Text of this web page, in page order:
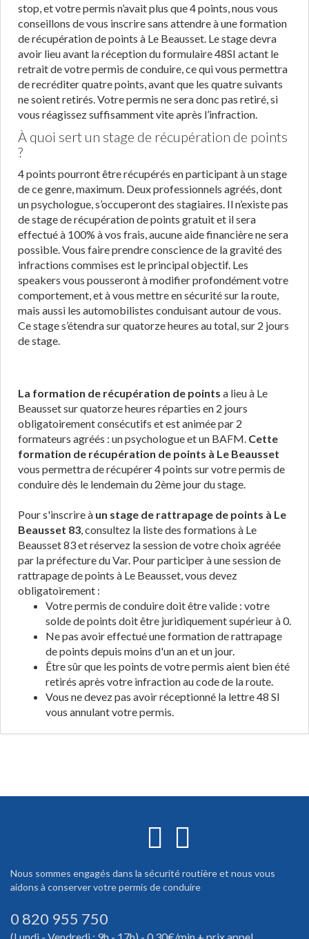
stop, et votre permis n’avait plus que 4 points, nous vous
conseillons de vous inscrire sans attendre à une formation
de récupération de points à Le Beausset. Le stage devra
avoir lieu avant la réception du formulaire 48SI actant le
retrait de votre permis de conduire, ce qui vous permettra
de recréditer quatre points, avant que les quatre suivants
ne soient retirés. Votre permis ne sera donc pas retiré, si
vous réagissez suffisamment vite après l’infraction.
À quoi sert un stage de récupération de points
?
4 points pourront être récupérés en participant à un stage
de ce genre, maximum. Deux professionnels agréés, dont
un psychologue, s’occuperont des stagiaires. Il n’existe pas
de stage de récupération de points gratuit et il sera
effectué à 100% à vos frais, aucune aide financière ne sera
possible. Vous faire prendre conscience de la gravité des
infractions commises est le principal objectif. Les
speakers vous pousseront à modifier profondément votre
comportement, et à vous mettre en sécurité sur la route,
mais aussi les automobilistes conduisant autour de vous.
Ce stage s’étendra sur quatorze heures au total, sur 2 jours
de stage.
La formation de récupération de points a lieu à Le
Beausset sur quatorze heures réparties en 2 jours
obligatoirement consécutifs et est animée par 2
formateurs agréés : un psychologue et un BAFM. Cette
formation de récupération de points à Le Beausset
vous permettra de récupérer 4 points sur votre permis de
conduire dès le lendemain du 2ème jour du stage.
Pour s'inscrire à un stage de rattrapage de points à Le
Beausset 83, consultez la liste des formations à Le
Beausset 83 et réservez la session de votre choix agréée
par la préfecture du Var. Pour participer à une session de
rattrapage de points à Le Beausset, vous devez
obligatoirement :
Votre permis de conduire doit être valide : votre
solde de points doit être juridiquement supérieur à 0.
Ne pas avoir effectué une formation de rattrapage
de points depuis moins d'un an et un jour.
Être sûr que les points de votre permis aient bien été
retirés après votre infraction au code de la route.
Vous ne devez pas avoir réceptionné la lettre 48 SI
vous annulant votre permis.
Nous sommes engagés dans la sécurité routière et nous vous
aidons à conserver votre permis de conduire
0 820 955 750